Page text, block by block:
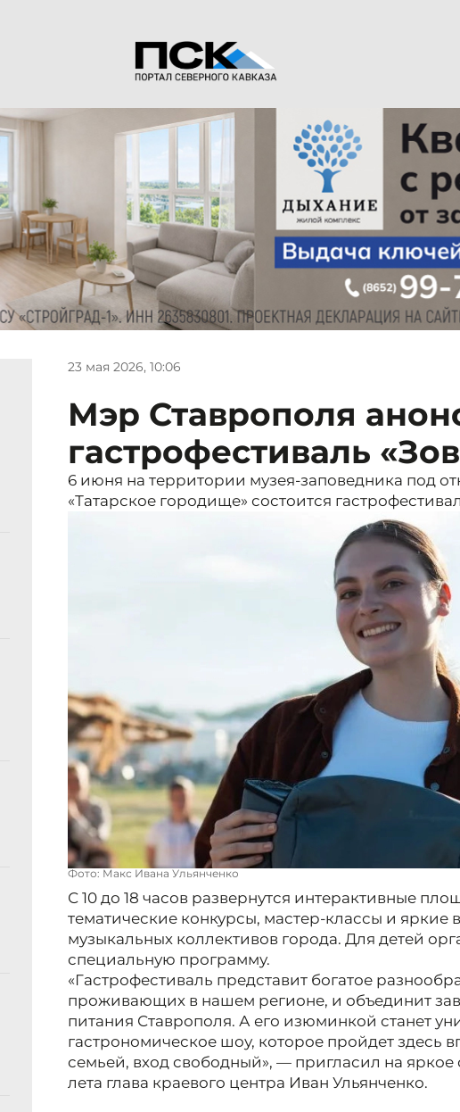
23 мая 2026, 10:06
Мэр Ставрополя
гастрофестиваль
6 июня на территории музея-заповедника под
«Татарское городище» состоится
Фото: Макс Ивана Ульянченко
С 10 до 18 часов развернутся интерактивные
тематические конкурсы, мастер-классы и яркие
музыкальных коллективов города. Для детей
специальную программу.
«Гастрофестиваль представит богатое
проживающих в нашем регионе, и объединит
питания Ставрополя. А его изюминкой станет
гастрономическое шоу, которое пройдет здесь
семьей, вход свободный», — пригласил на яркое
лета глава краевого центра Иван Ульянченко.